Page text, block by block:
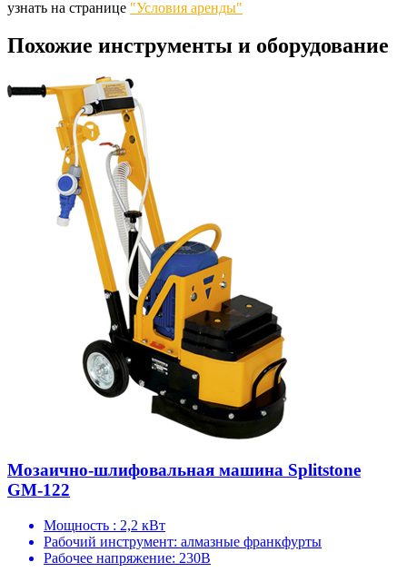
узнать на странице "Условия аренды"
Похожие инструменты и оборудование
Мозаично-шлифовальная машина Splitstone
GM-122
Мощность : 2,2 кВт
Рабочий инструмент: алмазные франкфурты
Рабочее напряжение: 230В